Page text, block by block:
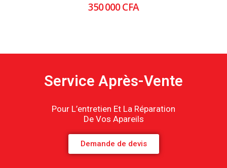
350 000 CFA
Service Après-Vente
Pour L’entretien Et La Réparation
De Vos Apareils
Demande de devis